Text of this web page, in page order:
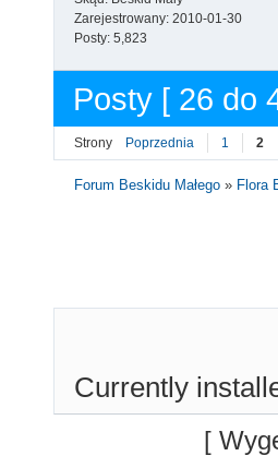
Zarejestrowany: 2010-01-30
Posty: 5,823
Posty [ 26 do
Strony Poprzednia 1 2
Forum Beskidu Małego » Flora
Currently
[